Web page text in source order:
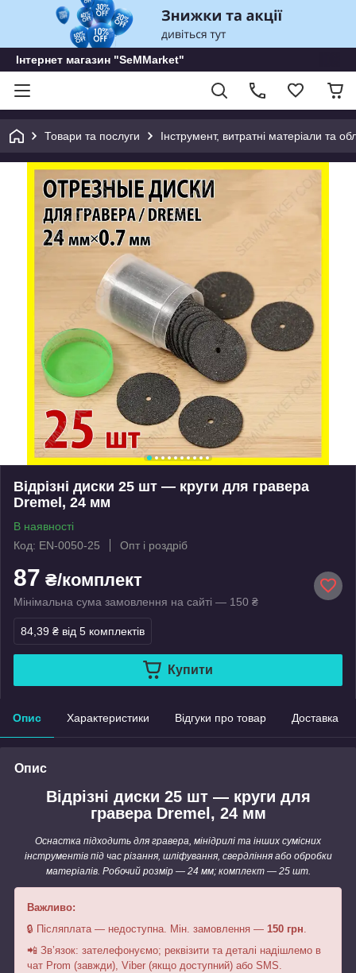
Інтернет магазин "SeMMarket"
Товари та послуги Інструмент, витратні матеріали та
Відрізні диски 25 шт — круги для гравера
Dremel, 24 мм
В наявності
Код: EN-0050-25
Опт і роздріб
87 ₴/комплект
Мінімальна сума замовлення на сайті — 150 ₴
84,39 ₴ від 5 комплектів
Купити
Опис Характеристики Відгуки про товар Доставка
Опис
Відрізні диски 25 шт — круги для
гравера Dremel, 24 мм
Оснастка підходить для гравера, мінідрилі та інших сумісних
інструментів під час різання, шліфування, свердління або обробки
матеріалів. Робочий розмір — 24 мм; комплект — 25 шт.
Важливо:
🔒 Післяплата — недоступна. Мін. замовлення — 150 грн.
📲 Зв’язок: зателефонуємо; реквізити та деталі надішлемо в
чат Prom (завжди), Viber (якщо доступний) або SMS.